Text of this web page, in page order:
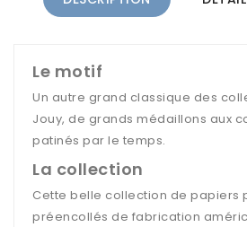
Le motif
Un autre grand classique des
Jouy, de grands médaillons aux
patinés par le temps.
La collection
Cette belle collection de papiers
préencollés de fabrication